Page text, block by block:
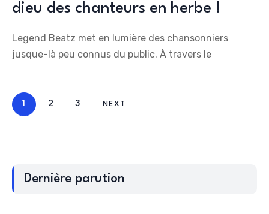
dieu des chanteurs en herbe !
Legend Beatz met en lumière des chansonniers
jusque-là peu connus du public. À travers le
1 2 3 NEXT
Dernière parution